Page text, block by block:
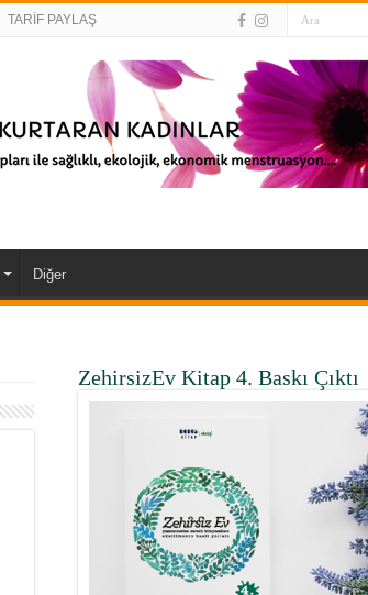
TARİF PAYLAŞ
Diğer
ZehirsizEv Kitap 4. Baskı Çıktı